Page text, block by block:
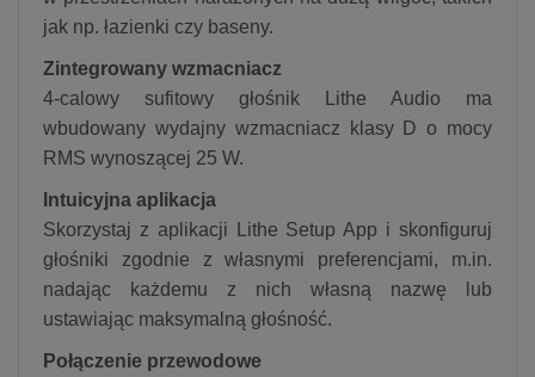
jak np. łazienki czy baseny.
Zintegrowany wzmacniacz
4-calowy sufitowy głośnik Lithe Audio ma
wbudowany wydajny wzmacniacz klasy D o mocy
RMS wynoszącej 25 W.
Intuicyjna aplikacja
Skorzystaj z aplikacji Lithe Setup App i skonfiguruj
głośniki zgodnie z własnymi preferencjami, m.in.
nadając każdemu z nich własną nazwę lub
ustawiając maksymalną głośność.
Połączenie przewodowe